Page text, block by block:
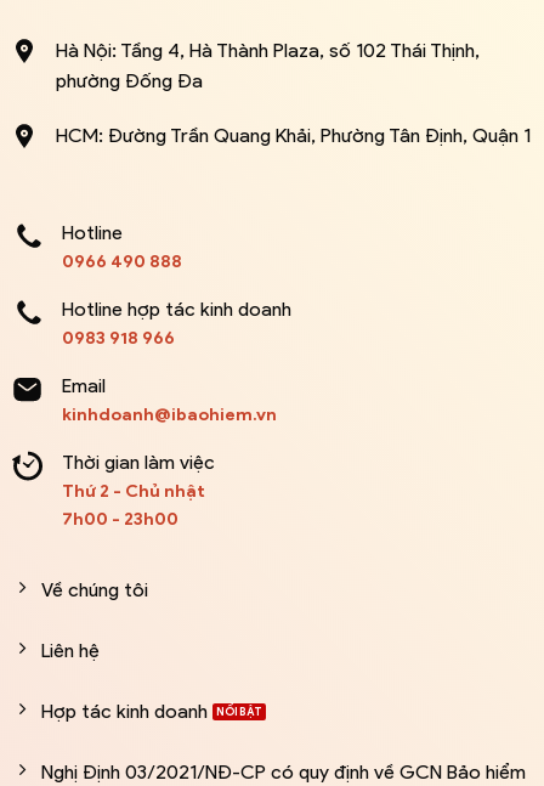
Hà Nội: Tầng 4, Hà Thành Plaza, số 102 Thái Thịnh,
phường Đống Đa
HCM: Đường Trần Quang Khải, Phường Tân Định, Quận 1
Hotline
0966 490 888
Hotline hợp tác kinh doanh
0983 918 966
Email
kinhdoanh@ibaohiem.vn
Thời gian làm việc
Thứ 2 - Chủ nhật
7h00 - 23h00
Về chúng tôi
Liên hệ
Hợp tác kinh doanh
Nghị Định 03/2021/NĐ-CP có quy định về GCN Bảo hiểm